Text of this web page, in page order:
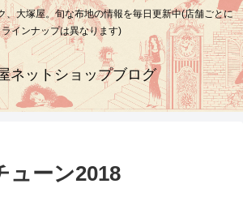
、大塚屋。旬な布地の情報を毎日更新中(店舗ごとに
ラインナップは異なります)
ネットショップブログ
ューン2018